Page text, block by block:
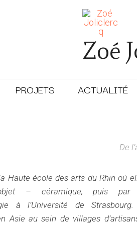
Zoé
PROJETS ACTUALITÉ
De
Haute école des arts du Rhin où
– céramique, puis par
à l’Université de
Asie au sein de villages